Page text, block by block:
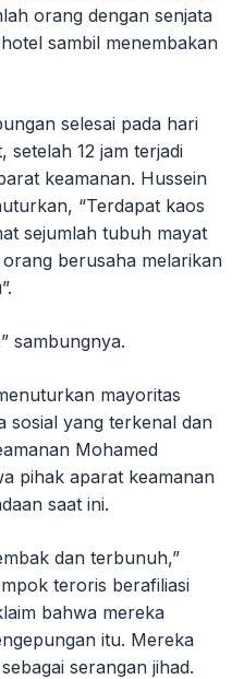
orang dengan senjata
sambil menembakan
selesai pada hari
setelah 12 jam terjadi
keamanan. Hussein
“Terdapat kaos
sejumlah tubuh mayat
berusaha melarikan
sambungnya.
mayoritas
sosial yang terkenal dan
Mohamed
pihak aparat keamanan
saat ini.
dan terbunuh,”
teroris berafiliasi
bahwa mereka
itu. Mereka
serangan jihad.